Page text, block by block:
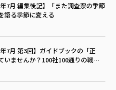
年7月 編集後記】「また調査票の季節
語る季節に変える
年7月 第3回】ガイドブックの「正
いませんか？100社100通りの戦略